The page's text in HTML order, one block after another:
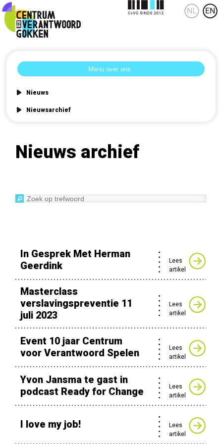
Nieuws
Nieuwsarchief
Nieuws archief
In Gesprek Met Herman
Geerdink
Lees
artikel
Masterclass
verslavingspreventie 11
juli 2023
Lees
artikel
Event 10 jaar Centrum
voor Verantwoord Spelen
Lees
artikel
Yvon Jansma te gast in
podcast Ready for Change
Lees
artikel
I love my job!
Lees
artikel